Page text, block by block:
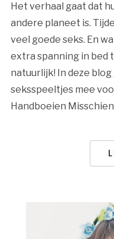
Het verhaal gaat dat
andere planeet is.
veel goede seks. En
extra spanning in bed
natuurlijk! In deze
seksspeeltjes mee
Handboeien